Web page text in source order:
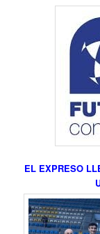
EL EXPRESO